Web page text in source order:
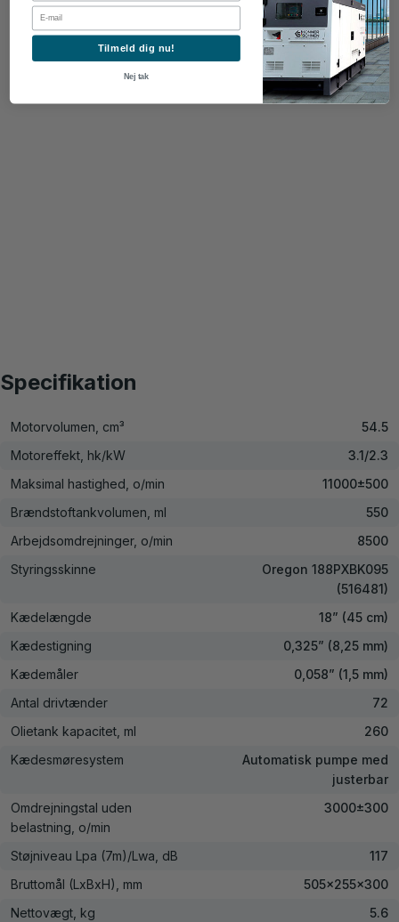
Specifikation
Motorvolumen, cm³
54.5
Motoreffekt, hk/kW
3.1/2.3
Maksimal hastighed, o/min
11000±500
Brændstoftankvolumen, ml
550
Arbejdsomdrejninger, o/min
8500
Styringsskinne
Oregon 188PXBK095
(516481)
Kædelængde
18” (45 cm)
Kædestigning
0,325” (8,25 mm)
Kædemåler
0,058” (1,5 mm)
Antal drivtænder
72
Olietank kapacitet, ml
260
Kædesmøresystem
Automatisk pumpe med
justerbar
Omdrejningstal uden
belastning, o/min
3000±300
Støjniveau Lpa (7m)/Lwa, dB
117
Bruttomål (LxBxH), mm
505×255×300
Nettovægt, kg
5.6
Email
Tilmeld dig nu!
Nej tak